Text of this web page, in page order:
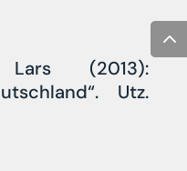
(2013):
Utz.